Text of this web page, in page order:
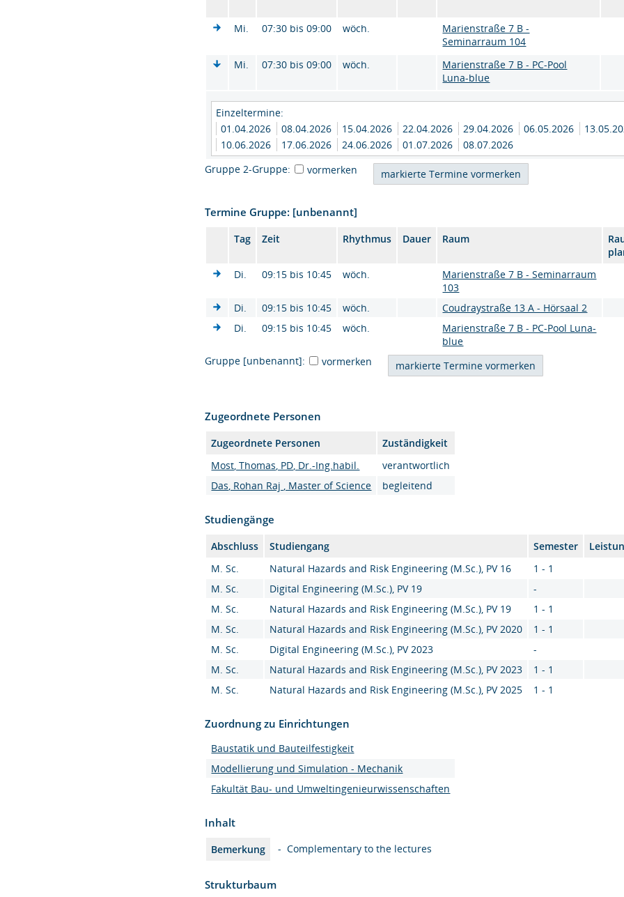
Mi.
07:30 bis 09:00 wöch.
Marienstraße 7 B -
Seminarraum 104
Mi.
07:30 bis 09:00 wöch.
Marienstraße 7 B - PC-Pool
Luna-blue
Einzeltermine:
01.04.2026
08.04.2026 15.04.2026 22.04.2026 29.04.2026 06.05.2026
10.06.2026
17.06.2026 24.06.2026 01.07.2026
08.07.2026
Gruppe 2-Gruppe:
vormerken
Termine Gruppe: [unbenannt]
Tag Zeit Rhythmus Dauer Raum
Di.
09:15 bis 10:45 wöch.
Marienstraße 7 B - Seminarraum
103
Di.
09:15 bis 10:45 wöch.
Coudraystraße 13 A - Hörsaal 2
Di.
09:15 bis 10:45 wöch.
Marienstraße 7 B - PC-Pool Luna-
blue
Gruppe [unbenannt]:
vormerken
Zugeordnete Personen
Zugeordnete Personen
Zuständigkeit
Most, Thomas, PD, Dr.-Ing.habil.
verantwortlich
Das, Rohan Raj , Master of Science
begleitend
Studiengänge
Abschluss Studiengang Semester
M. Sc.
Natural Hazards and Risk Engineering (M.Sc.), PV 16
1 - 1
M. Sc.
Digital Engineering (M.Sc.), PV 19
-
M. Sc.
Natural Hazards and Risk Engineering (M.Sc.), PV 19
1 - 1
M. Sc.
Natural Hazards and Risk Engineering (M.Sc.), PV 2020
1 - 1
M. Sc.
Digital Engineering (M.Sc.), PV 2023
-
M. Sc.
Natural Hazards and Risk Engineering (M.Sc.), PV 2023
1 - 1
M. Sc.
Natural Hazards and Risk Engineering (M.Sc.), PV 2025 1 - 1
Zuordnung zu Einrichtungen
Baustatik und Bauteilfestigkeit
Modellierung und Simulation - Mechanik
Fakultät Bau- und Umweltingenieurwissenschaften
Inhalt
Bemerkung - Complementary to the lectures
Strukturbaum